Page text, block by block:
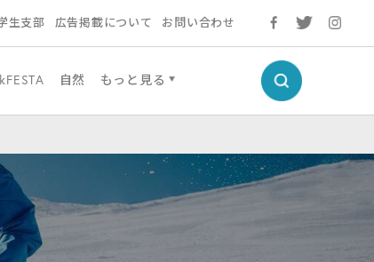
生支部 広告掲載について お問い合わせ
自然 もっと見る